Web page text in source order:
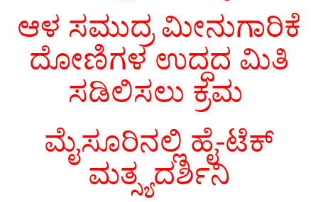
ಆಳ ಸಮುದ್ರ ಮೀನುಗಾರಿಕೆ
ದೋಣಿಗಳ ಉದ್ದದ ಮಿತಿ
ಸಡಿಲಿಸಲು ಕ್ರಮ
ಮೈಸೂರಿನಲ್ಲಿ ಹೈ-ಟೆಕ್
ಮತ್ಸ್ಯದರ್ಶಿನಿ